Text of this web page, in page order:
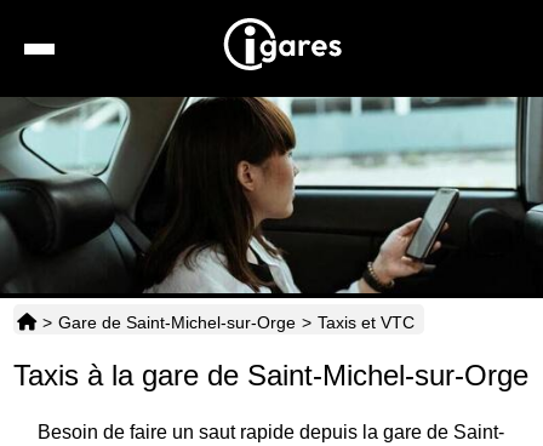
Recherche
Location de voiture
Hôtels
Taxis
Transports
> Gare de Saint-Michel-sur-Orge > Taxis et VTC
Taxis à la gare de Saint-Michel-sur-Orge
Besoin de faire un saut rapide depuis la gare de Saint-